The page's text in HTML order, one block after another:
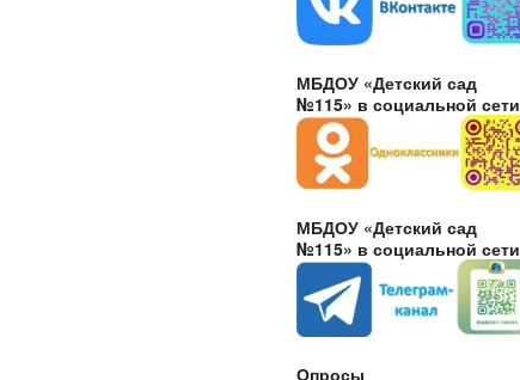
МБДОУ «Детский сад
№115» в социальной сети
МБДОУ «Детский сад
№115» в социальной сети
Опросы